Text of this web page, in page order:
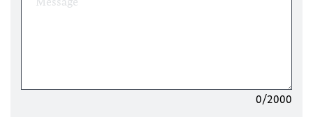
0/2000